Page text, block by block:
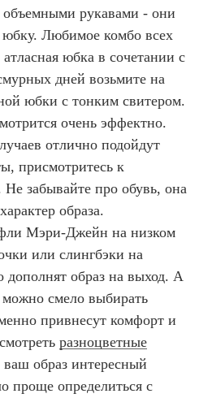
рукавами - они
Любимое комбо всех
юбка в сочетании с
дней возьмите на
юбки с тонким свитером.
очень эффектно.
отлично подойдут
присмотритесь к
Не забывайте про обувь, она
образа.
Мэри-Джейн на низком
или слингбэки на
дополнят образ на выход. А
смело выбирать
привнесут комфорт и
разноцветные
образ интересный
проще определиться с